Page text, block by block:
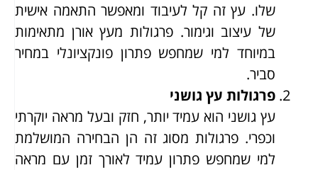
שלו. עץ זה קל לעיבוד ומאפשר התאמה אישית
של עיצוב וגימור. פרגולות מעץ אורן מתאימות
במיוחד למי שמחפש פתרון פונקציונלי במחיר
סביר.
פרגולות עץ גושני
עץ גושני הוא עמיד יותר, חזק ובעל מראה יוקרתי
וכפרי. פרגולות מסוג זה הן הבחירה המושלמת
למי שמחפש פתרון עמיד לאורך זמן עם מראה